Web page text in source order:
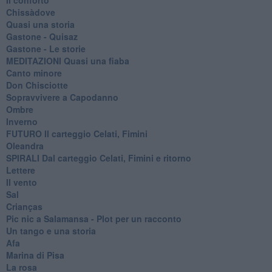
Chissàdove
Quasi una storia
Gastone - Quisaz
Gastone - Le storie
MEDITAZIONI Quasi una fiaba
Canto minore
Don Chisciotte
Sopravvivere a Capodanno
Ombre
Inverno
FUTURO Il carteggio Celati, Fimini
Oleandra
SPIRALI Dal carteggio Celati, Fimini e ritorno
Lettere
Il vento
Sal
Crianças
Pic nic a Salamansa - Plot per un racconto
Un tango e una storia
Afa
Marina di Pisa
La rosa